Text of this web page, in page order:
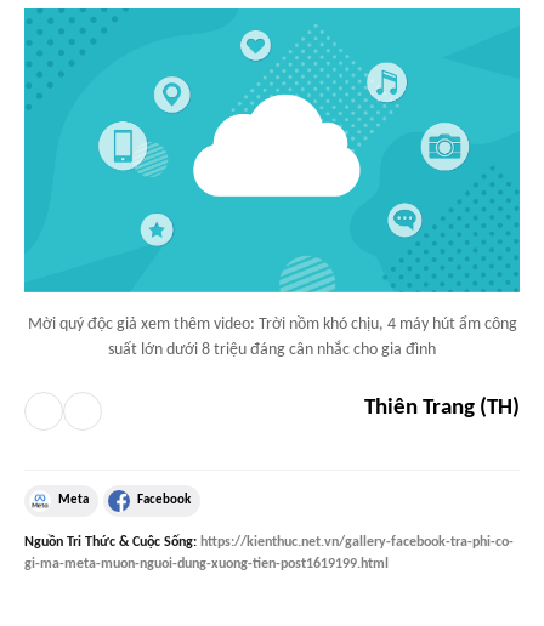
Mời quý độc giả xem thêm video: Trời nồm khó chịu, 4 máy hút ẩm công
suất lớn dưới 8 triệu đáng cân nhắc cho gia đình
Thiên Trang (TH)
Meta Facebook
Nguồn Tri Thức & Cuộc Sống: https://kienthuc.net.vn/gallery-facebook-tra-phi-co-
gi-ma-meta-muon-nguoi-dung-xuong-tien-post1619199.html